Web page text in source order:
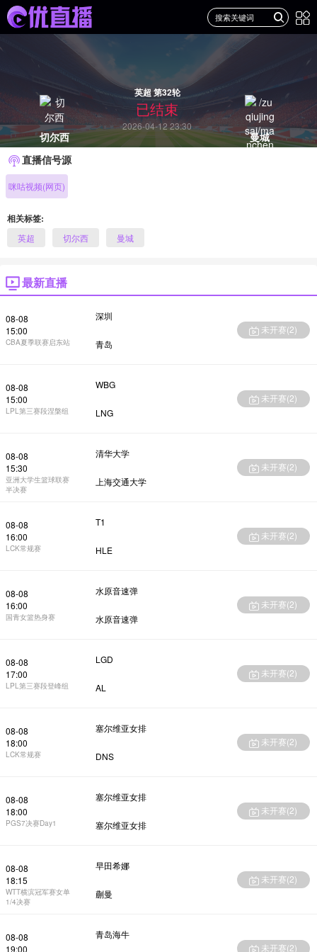
切尔西
英超 第32轮
已结束
2026-04-12 23:30
曼城
直播信号源
咪咕视频(网页)
相关标签:
英超 切尔西 曼城
最新直播
08-08
15:00
CBA夏季联赛启东站
深圳
青岛
未开赛(2)
08-08
15:00
LPL第三赛段涅槃组
WBG
LNG
未开赛(2)
08-08
15:30
亚洲大学生篮球联赛
半决赛
清华大学
上海交通大学
未开赛(2)
08-08
16:00
LCK常规赛
T1
HLE
未开赛(2)
08-08
16:00
国青女篮热身赛
水原音速弹
水原音速弹
未开赛(2)
08-08
17:00
LPL第三赛段登峰组
LGD
AL
未开赛(2)
08-08
18:00
LCK常规赛
塞尔维亚女排
DNS
未开赛(2)
08-08
18:00
PGS7决赛Day1
塞尔维亚女排
塞尔维亚女排
未开赛(2)
08-08
18:15
WTT横滨冠军赛女单
1/4决赛
早田希娜
蒯曼
未开赛(2)
08-08
19:00
青岛海牛
未开赛(2)